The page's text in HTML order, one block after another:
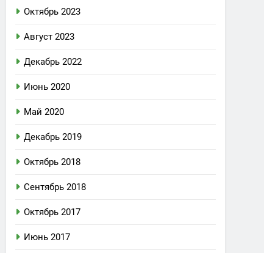
Октябрь 2023
Август 2023
Декабрь 2022
Июнь 2020
Май 2020
Декабрь 2019
Октябрь 2018
Сентябрь 2018
Октябрь 2017
Июнь 2017